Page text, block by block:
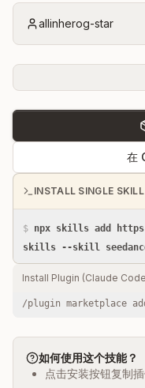
allinherog-star
在
INSTALL SINGLE
$ npx skills add
skills --skill
Install Plugin (Claude
/plugin marketplace
如何使用这个技能？
点击安装按钮复制